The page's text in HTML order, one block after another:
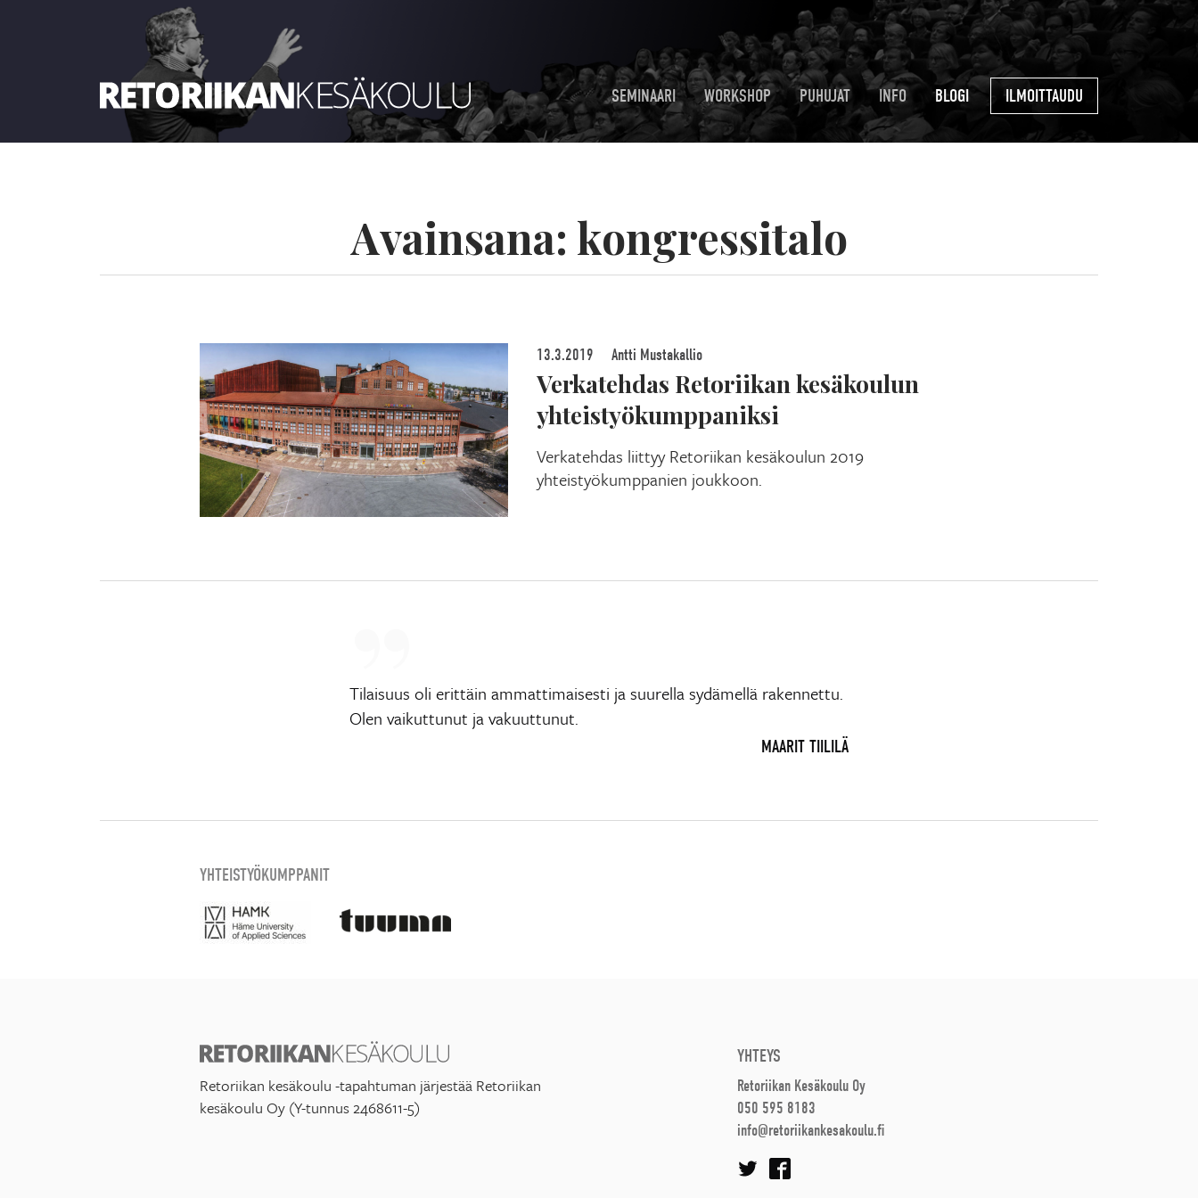
SEMINAARI WORKSHOP PUHUJAT INFO BLOGI ILMOITTAUDU
Avainsana: kongressitalo
13.3.2019 Antti Mustakallio
Verkatehdas Retoriikan kesäkoulun
yhteistyökumppaniksi
Verkatehdas liittyy Retoriikan kesäkoulun 2019
yhteistyökumppanien joukkoon.
Tilaisuus oli erittäin ammattimaisesti ja suurella sydämellä rakennettu.
Olen vaikuttunut ja vakuuttunut.
MAARIT TIILILÄ
YHTEISTYÖKUMPPANIT
Retoriikan kesäkoulu -tapahtuman järjestää Retoriikan
kesäkoulu Oy (Y-tunnus 2468611-5)
YHTEYS
Retoriikan Kesäkoulu Oy
050 595 8183
info@retoriikankesakoulu.fi